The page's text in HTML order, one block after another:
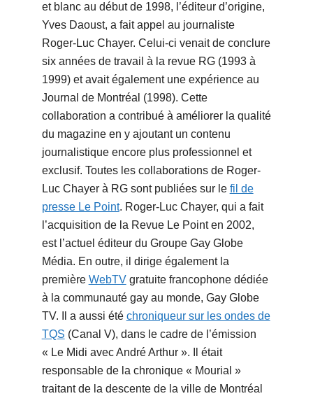
et blanc au début de 1998, l’éditeur d’origine,
Yves Daoust, a fait appel au journaliste
Roger-Luc Chayer. Celui-ci venait de conclure
six années de travail à la revue RG (1993 à
1999) et avait également une expérience au
Journal de Montréal (1998). Cette
collaboration a contribué à améliorer la qualité
du magazine en y ajoutant un contenu
journalistique encore plus professionnel et
exclusif. Toutes les collaborations de Roger-
Luc Chayer à RG sont publiées sur le fil de
presse Le Point. Roger-Luc Chayer, qui a fait
l’acquisition de la Revue Le Point en 2002,
est l’actuel éditeur du Groupe Gay Globe
Média. En outre, il dirige également la
première WebTVgratuite francophone dédiée
à la communauté gay au monde, Gay Globe
TV. Il a aussi été chroniqueur sur les ondes de
TQS (Canal V), dans le cadre de l’émission
« Le Midi avec André Arthur ». Il était
responsable de la chronique « Mourial »
traitant de la descente de la ville de Montréal